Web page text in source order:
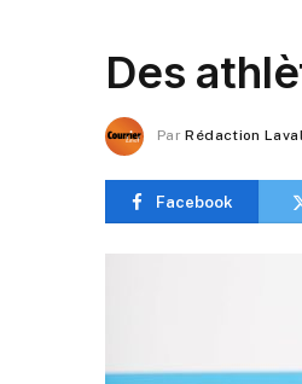
Des
Par Rédaction Laval
Facebook